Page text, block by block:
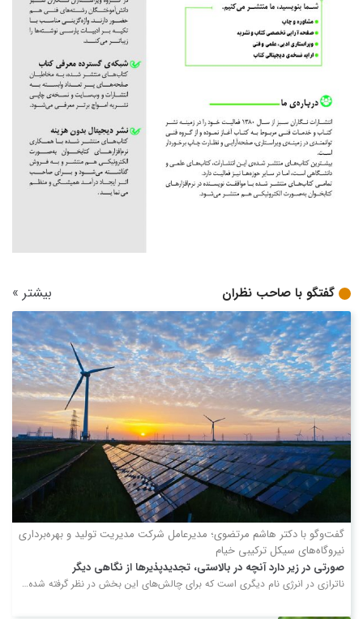
گفتگو با صاحب نظران بیشتر »
گفت‌وگو با دکتر هاشم مرتضوی؛ مدیرعامل شرکت مدیریت تولید و بهره‌برداری
نیروگاه‌های سیکل ترکیبی خیام
صورتی در زیر دارد آنچه در بالاستی، تجدیدپذیرها از نگاهی دیگر
ناترازی در انرژی نام دیگری است که برای چالش‌های این بخش در نظر گرفته شده…